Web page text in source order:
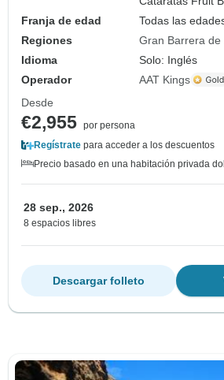
Franja de edad
Todas las
Regiones
Gran Barrera de
Idioma
Solo: Inglés
Operador
AAT Kings
Desde
€2,955 por persona
Regístrate para acceder a los descuentos
Precio basado en una habitación privada
28 sep., 2026
8 espacios libres
Descargar folleto